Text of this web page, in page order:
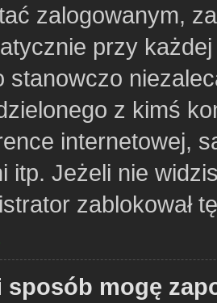
zalogowanym,
przy
stanowczo
z kimś
internetowej,
itp. Jeżeli nie
zablokował
sposób mogę